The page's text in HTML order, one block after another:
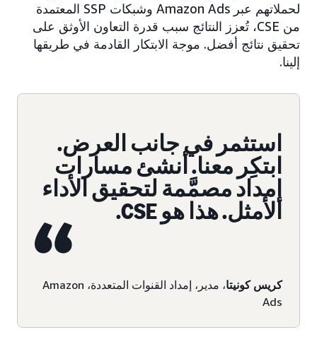
لحملاتهم عبر Amazon Ads وشبكات SSP المعتمدة
من CSE، تُعزز النتائج سبب قدرة التعاون الأوثق على
تحقيق نتائج أفضل. موجة الابتكار القادمة في طريقها
إلينا.
استثمر في جانب العرض.
ابتكِر معنا. أنشئ مسارات
إمداد مصمَّمة لتحقيق الأداء
الأمثل. هذا هو CSE.
كريس كونيتا
، مدير، إمداد القنوات المتعددة، Amazon
Ads